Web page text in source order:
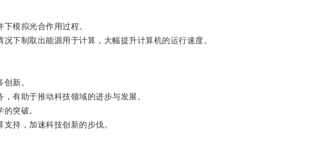
模拟光合作用过程。
制取出能源用于计算，大幅提升计算机的运行速度。
新。
有助于推动科技领域的进步与发展。
突破。
持，加速科技创新的步伐。